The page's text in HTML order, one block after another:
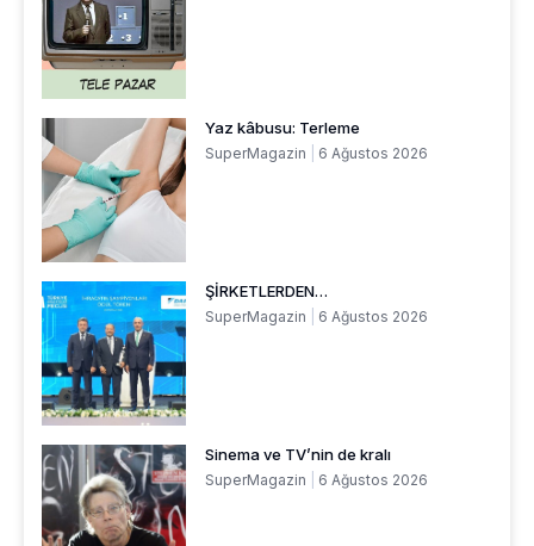
Yaz kâbusu: Terleme
SuperMagazin 6 Ağustos 2026
ŞİRKETLERDEN…
SuperMagazin 6 Ağustos 2026
Sinema ve TV’nin de kralı
SuperMagazin 6 Ağustos 2026